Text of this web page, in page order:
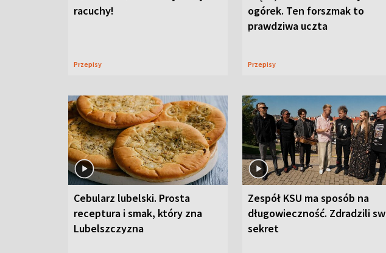
racuchy!
Przepisy
ogórek. Ten forszmak to
prawdziwa uczta
Przepisy
Cebularz lubelski. Prosta
receptura i smak, który zna
Lubelszczyzna
Zespół KSU ma sposób na
długowieczność. Zdradzili
sekret